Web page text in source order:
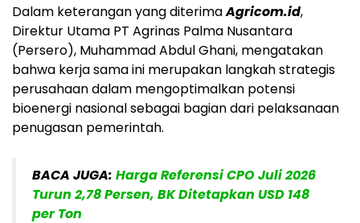
Dalam keterangan yang diterimaAgricom.id,
Direktur Utama PT Agrinas Palma Nusantara
(Persero), Muhammad Abdul Ghani, mengatakan
bahwa kerja sama ini merupakan langkah strategis
perusahaan dalam mengoptimalkan potensi
bioenergi nasional sebagai bagian dari pelaksanaan
penugasan pemerintah.
BACA JUGA: Harga Referensi CPO Juli 2026
Turun 2,78 Persen, BK Ditetapkan USD 148
per Ton